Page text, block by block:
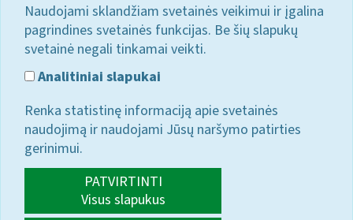
Naudojami sklandžiam svetainės veikimui ir įgalina
pagrindines svetainės funkcijas. Be šių slapukų
svetainė negali tinkamai veikti.
Analitiniai slapukai
Renka statistinę informaciją apie svetainės
naudojimą ir naudojami Jūsų naršymo patirties
gerinimui.
PATVIRTINTI
Visus slapukus